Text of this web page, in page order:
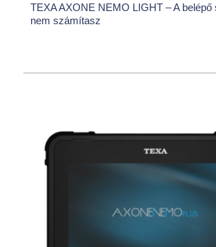
TEXA AXONE NEMO LIGHT – A belépő
nem számítasz